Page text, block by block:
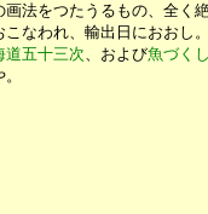
をつたうるもの、全く絶
われ、輸出日におおし。
道五十三次、および魚づく